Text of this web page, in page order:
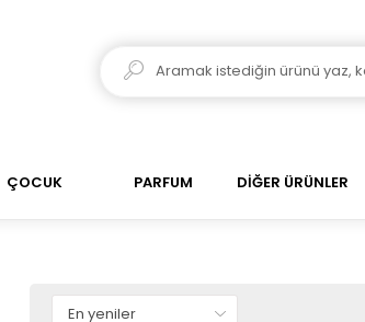
ÇOCUK PARFUM DİĞER ÜRÜNLER